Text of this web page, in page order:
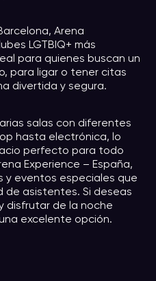
Arena
LGTBIQ+ más
para quienes buscan un
para ligar o tener citas
divertida y segura.
salas con diferentes
hasta electrónica, lo
perfecto para todo
Experience – España,
y eventos especiales que
de asistentes. Si deseas
disfrutar de la noche
excelente opción.